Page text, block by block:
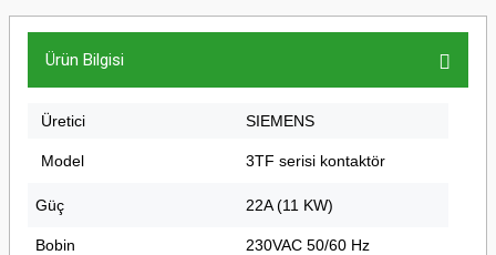
Ürün Bilgisi
Üretici SIEMENS
Model 3TF serisi kontaktör
Güç 22A (11 KW)
Bobin 230VAC 50/60 Hz